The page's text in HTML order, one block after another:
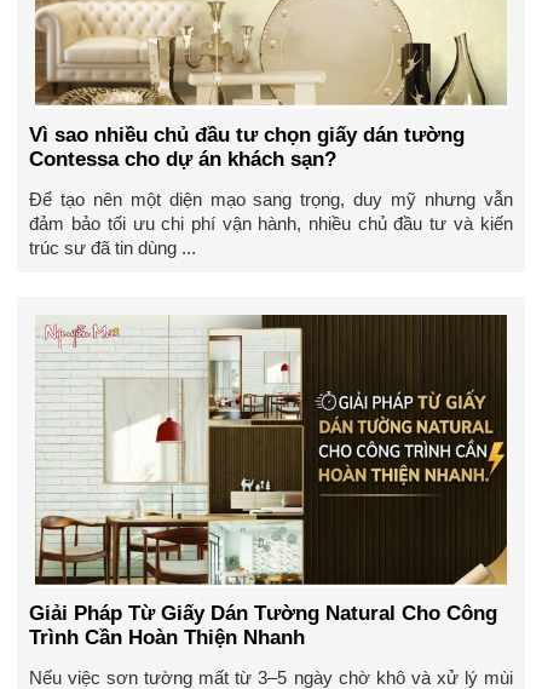
Vì sao nhiều chủ đầu tư chọn giấy dán tường
Contessa cho dự án khách sạn?
Để tạo nên một diện mạo sang trọng, duy mỹ nhưng vẫn
đảm bảo tối ưu chi phí vận hành, nhiều chủ đầu tư và kiến
trúc sư đã tin dùng ...
Giải Pháp Từ Giấy Dán Tường Natural Cho Công
Trình Cần Hoàn Thiện Nhanh
Nếu việc sơn tường mất từ 3–5 ngày chờ khô và xử lý mùi